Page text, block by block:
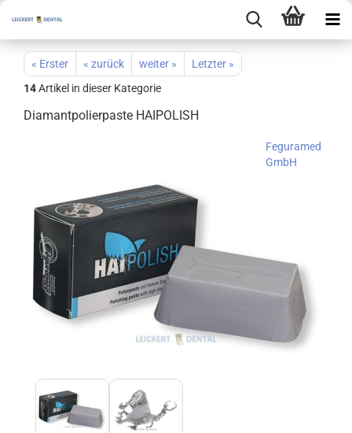
« Erster « zurück weiter »
Letzter »
14Artikel in dieser Kategorie
Diamantpolierpaste HAIPOLISH
Feguramed
GmbH